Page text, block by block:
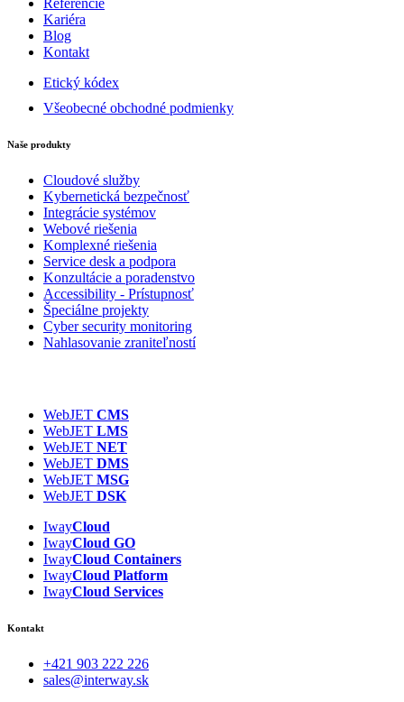
Referencie
Kariéra
Blog
Kontakt
Etický kódex
Všeobecné obchodné podmienky
Naše produkty
Cloudové služby
Kybernetická bezpečnosť
Integrácie systémov
Webové riešenia
Komplexné riešenia
Service desk a podpora
Konzultácie a poradenstvo
Accessibility - Prístupnosť
Špeciálne projekty
Cyber security monitoring
Nahlasovanie zraniteľností
WebJET CMS
WebJET LMS
WebJET NET
WebJET DMS
WebJET MSG
WebJET DSK
IwayCloud
IwayCloud GO
IwayCloud Containers
IwayCloud Platform
IwayCloud Services
Kontakt
+421 903 222 226
sales@interway.sk